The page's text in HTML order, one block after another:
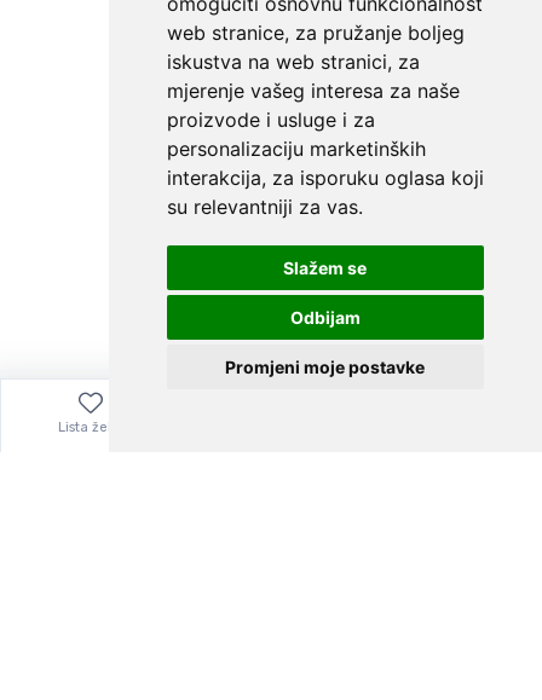
web stranice, za pružanje boljeg
iskustva na web stranici, za
mjerenje vašeg interesa za naše
proizvode i usluge i za
personalizaciju marketinških
interakcija, za isporuku oglasa koji
su relevantniji za vas.
Slažem se
Odbijam
Promjeni moje postavke
Lista želja